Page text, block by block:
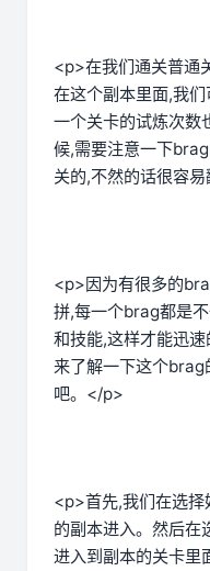
<p>在我们通关普通
在这个副本里面,我
一个关卡的试炼次数
候,需要注意一下
关的,不然的话很容
<p>因为有很多的
拼,每一个brag都是
和技能,这样才能迅
来了解一下这个brag
吧。</p>
<p>首先,我们在选择
的副本进入。然后在
进入到副本的关卡里